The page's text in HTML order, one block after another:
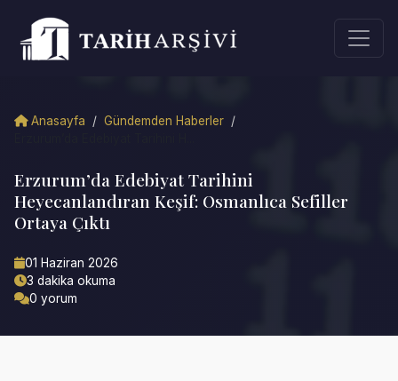
Anasayfa / Gündemden Haberler /
Erzurum’da Edebiyat Tarihini
Heyecanlandıran Keşif: Osmanlıca Sefiller
Ortaya Çıktı
01 Haziran 2026
3 dakika okuma
0 yorum